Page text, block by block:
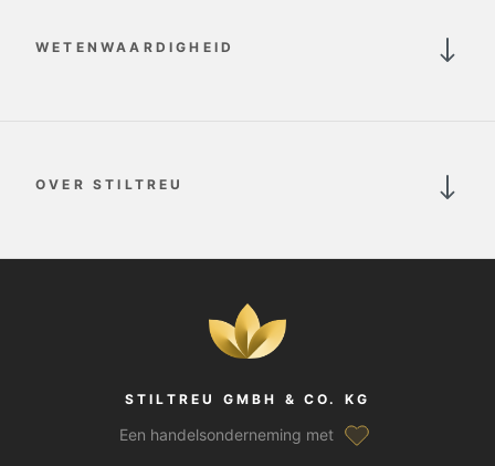
WETENWAARDIGHEID
OVER STILTREU
STILTREU GMBH & CO. KG
Een handelsonderneming met